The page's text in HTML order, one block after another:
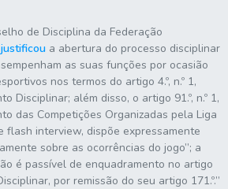
de Disciplina da Federação
justificou a abertura do processo disciplinar
as suas funções por ocasião
nos termos do artigo 4.º, n.º 1,
Disciplinar; além disso, o artigo 91.º, n.º 1,
das Competições Organizadas pela Liga
flash interview, dispõe expressamente
sobre as ocorrências do jogo”; a
é passível de enquadramento no artigo
por remissão do seu artigo 171.º.”